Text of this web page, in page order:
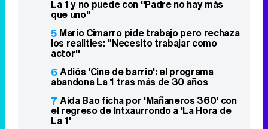
La 1 y no puede con "Padre no hay más
que uno"
5 Mario Cimarro pide trabajo pero rechaza
los realities: "Necesito trabajar como
actor"
6Adiós 'Cine de barrio': el programa
abandona La 1 tras más de 30 años
7 Aida Bao ficha por 'Mañaneros 360' con
el regreso de Intxaurrondo a 'La Hora de
La 1'